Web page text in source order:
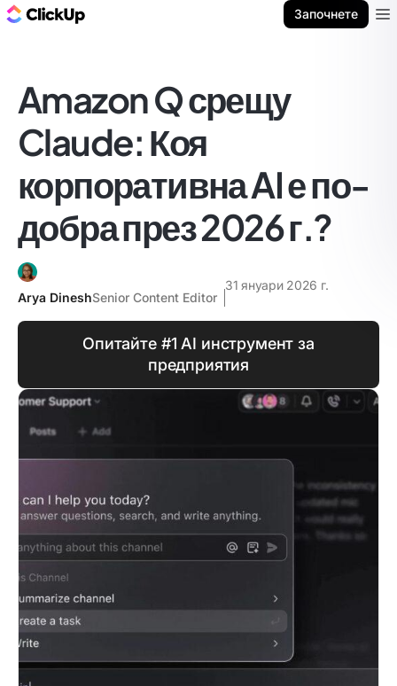
Започнете
Amazon Q срещу
Claude: Коя
корпоративна AI е по-
добра през 2026 г.?
Arya DineshSenior Content Editor
31 януари 2026 г.
Опитайте #1 AI инструмент за
предприятия